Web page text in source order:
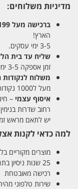
מדיניות משלוחים:
ברכישה מעל 199 ש"ח
הארץ!
3-5 ימי עסקים.
שליח עד בית
זמן אספקה 3-5 ימי עסקים.
משלוח לנקודות
מעל ל1000 נקודות ברחבי הארץ. זמן אספקה 5-8 ימי עסקים.
איסוף עצמי –
רחוב שדרות בנימין 10 נתניה/ רחוב פנקס 12 נתניה – לבחירתכם
יש לתאם מראש זמן
למה כדאי לקנות
מוצרים מקוריים
25 שנות ניסיון בתחום מוצרי השיער והטיפוח
רכישה מאובטחת
שירות טלפוני